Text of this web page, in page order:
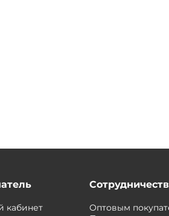
кабинет
Оптовым